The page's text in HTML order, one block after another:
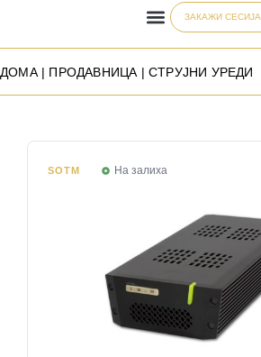
ЗАКАЖИ СЕСИЈА
ДОМА| ПРОДАВНИЦА | СТРУЈНИ УРЕДИ
SOTM На залиха